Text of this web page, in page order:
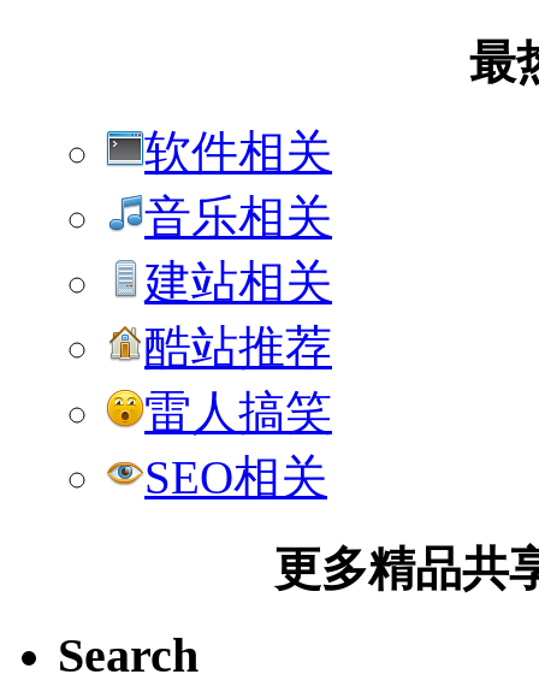
最
软件相关
音乐相关
建站相关
酷站推荐
雷人搞笑
SEO相关
更多精品共
Search